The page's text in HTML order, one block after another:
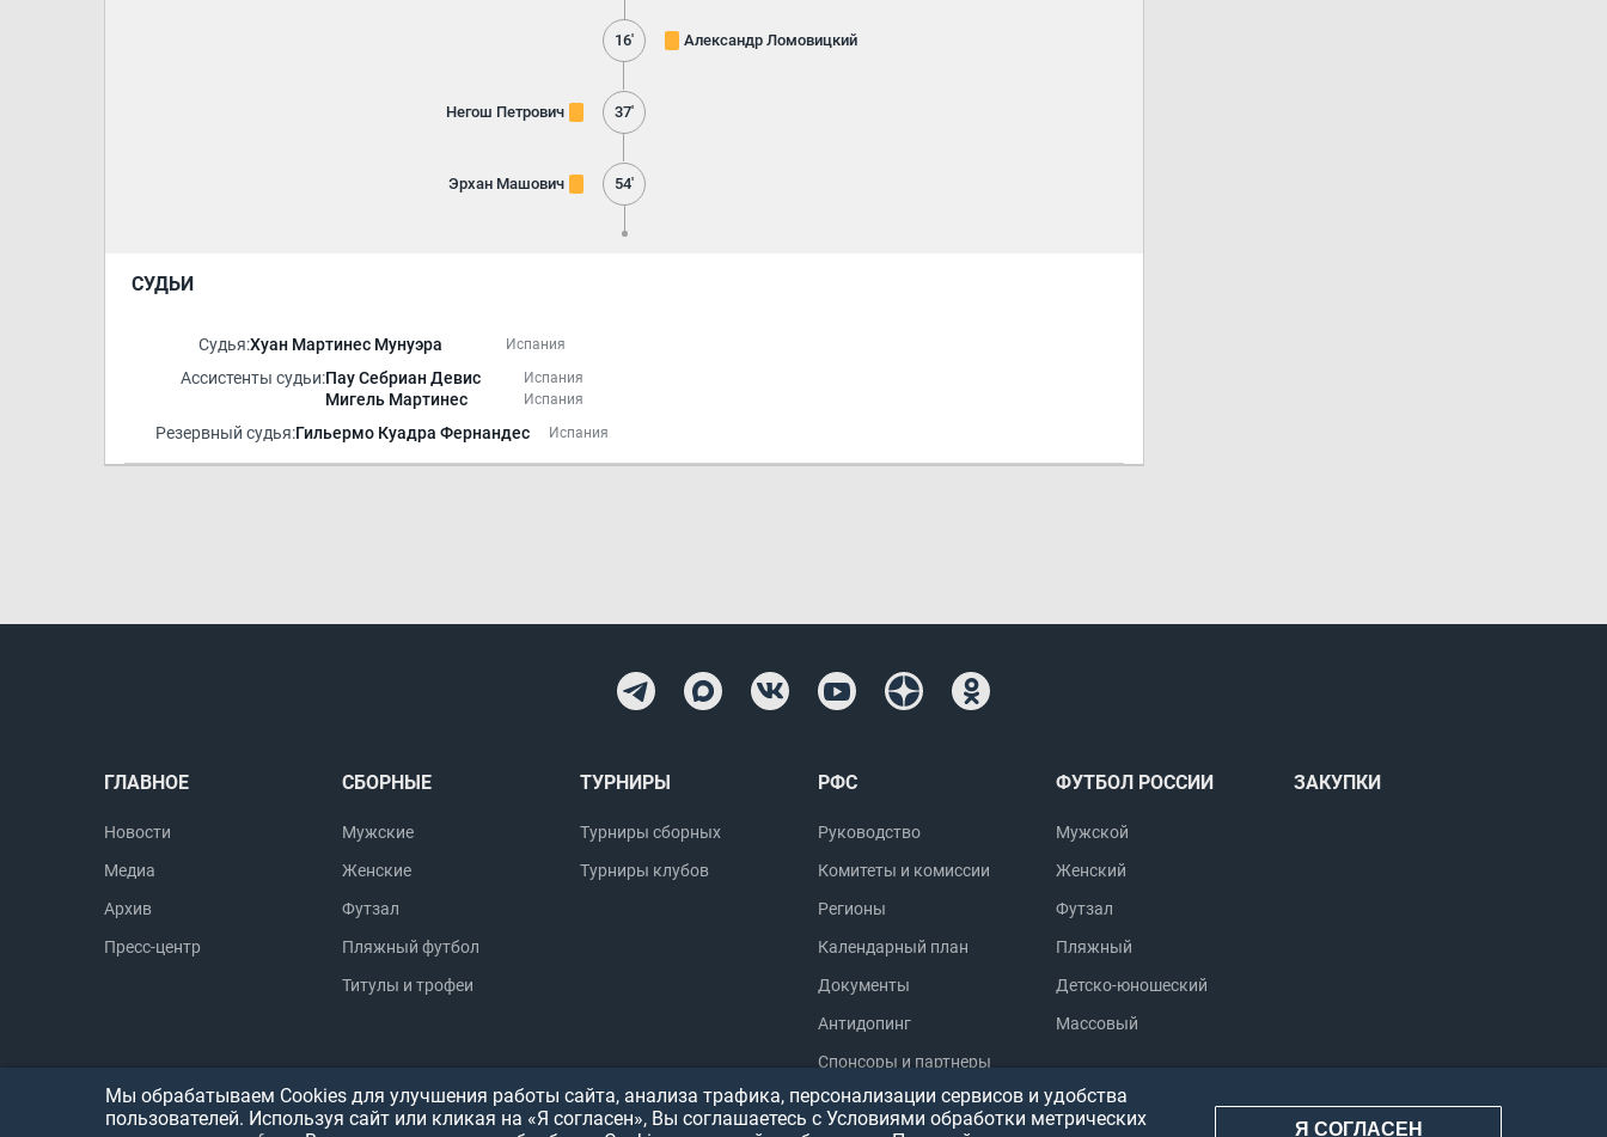
16' Александр Ломовицкий
Негош Петрович 37'
Эрхан Машович 54'
СУДЬИ
Судья:Хуан Мартинес Мунуэра Испания
Ассистенты судьи:Пау Себриан Девис Испания
Мигель Мартинес Испания
Резервный судья:Гильермо Куадра Фернандес Испания
ГЛАВНОЕ
Новости
Медиа
Архив
Пресс-центр
СБОРНЫЕ
Мужские
Женские
Футзал
Пляжный футбол
Титулы и трофеи
ТУРНИРЫ
Турниры сборных
Турниры клубов
РФС
Руководство
Комитеты и комиссии
Регионы
Календарный план
Документы
Антидопинг
Спонсоры и партнеры
ФУТБОЛ РОССИИ
Мужской
Женский
Футзал
Пляжный
Детско-юношеский
Массовый
ЗАКУПКИ
Мы обрабатываем Cookies для улучшения работы сайта, анализа трафика, персонализации сервисов и удобства
пользователей. Используя сайт или кликая на «Я согласен», Вы соглашаетесь с Условиями обработки метрических
Я СОГЛАСЕН